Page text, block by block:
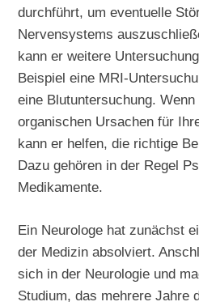
durchführt, um eventuelle
Nervensystems
kann er weitere
Beispiel eine MRI-
eine Blutuntersuchung.
organischen Ursachen für
kann er helfen, die richtige
Dazu gehören in der Regel
Medikamente.
Ein Neurologe hat zunächst
der Medizin absolviert.
sich in der Neurologie und
Studium, das mehrere Jahre